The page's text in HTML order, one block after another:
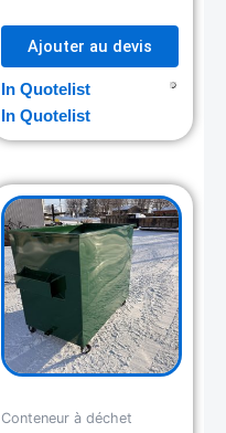
Ajouter au devis
In Quotelist
In Quotelist
Conteneur à déchet
Original
price
was:
2,150.00$.
Current
price
is:
1,750.00$.